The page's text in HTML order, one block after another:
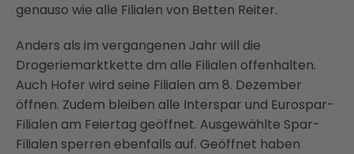
genauso wie alle Filialen von Betten Reiter.
Anders als im vergangenen Jahr will die
Drogeriemarktkette dm alle Filialen offenhalten.
Auch Hofer wird seine Filialen am 8. Dezember
öffnen. Zudem bleiben alle Interspar und Eurospar-
Filialen am Feiertag geöffnet. Ausgewählte Spar-
Filialen sperren ebenfalls auf. Geöffnet haben